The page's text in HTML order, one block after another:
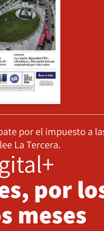
por el impuesto a
La Tercera.
por
meses